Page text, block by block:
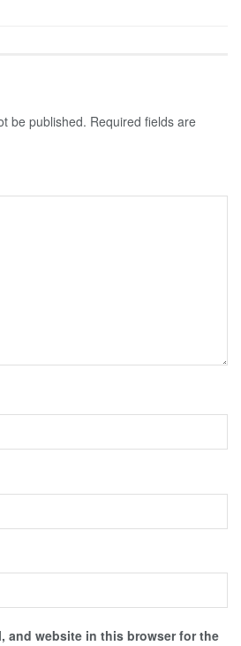
be published. Required fields are
and website in this browser for the